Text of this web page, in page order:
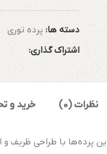
دسته ها: پرده توری
اشتراک گذاری:
نظرات (0) خرید و
با طراحی ظریف و